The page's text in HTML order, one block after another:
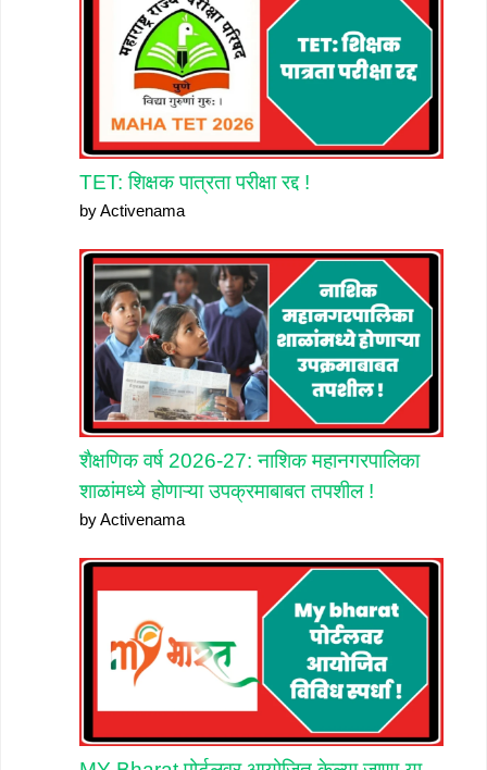
TET: शिक्षक पात्रता परीक्षा रद्द !
by Activenama
शैक्षणिक वर्ष 2026-27: नाशिक महानगरपालिका
शाळांमध्ये होणाऱ्या उपक्रमाबाबत तपशील !
by Activenama